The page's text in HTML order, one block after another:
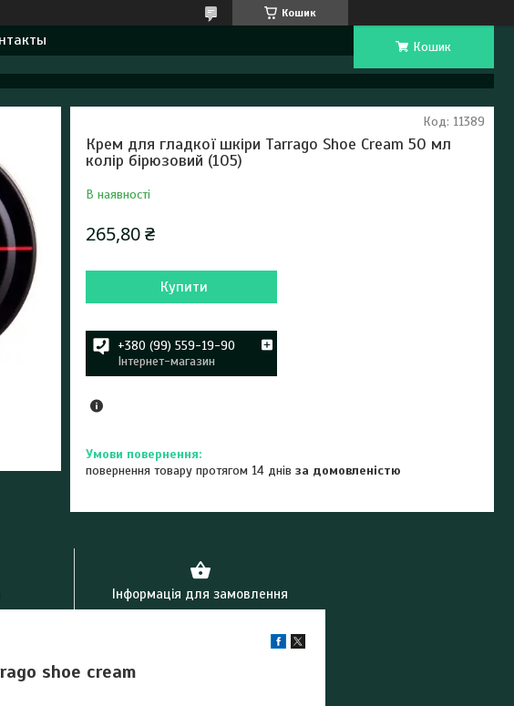
Кошик
Кошик
Крем для гладкої шкіри Tarrago Shoe Cream 50 мл
колір бірюзовий (105)
В наявності
Код: 11389
265,80 ₴
Купити
+380 (99) 559-19-90
Інтернет-магазин
повернення товару протягом 14 днівза домовленістю
Інформація для замовлення
shoe cream